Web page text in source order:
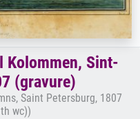
Kolommen, Sint-
(gravure)
Saint Petersburg, 1807
wc))